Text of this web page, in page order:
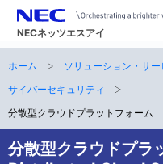
NECネッツエスアイ
ナ
ビ
ゲ
ー
サ
イ
ト
内
ホーム ソリューション・サー
サイバーセキュリティ
分散型クラウドプラットフォー
分散型クラウドプラ